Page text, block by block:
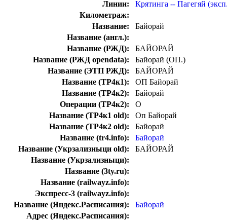
Линии:
Крятинга -- Пагегяй
Километраж:
Название:
Байорай
Название (англ.):
Название (РЖД):
БАЙОРАЙ
Название (РЖД opendata):
Байорай (ОП.)
Название (ЭТП РЖД):
БАЙОРАЙ
Название (ТР4к1):
ОП Байорай
Название (ТР4к2):
Байорай
Операции (ТР4к2):
О
Название (ТР4к1 old):
Оп Байорай
Название (ТР4к2 old):
Байорай
Название (tr4.info):
Байорай
Название (Укрзализныци old):
БАЙОРАЙ
Название (Укрзализныци):
Название (3ty.ru):
Название (railwayz.info):
Экспресс-3 (railwayz.info):
Название (Яндекс.Расписания):
Байорай
Адрес (Яндекс.Расписания):